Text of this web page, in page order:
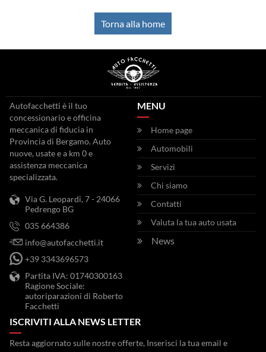
Torna alla home
Autofacchetti è il tuo
concessionario e officina
meccanica di fiducia in
Provincia di Bergamo. Auto
nuove, usate e a km 0 e
assistenza meccanica
specializzata.
Via G. Leopardi, 7 - 24066
Pedrengo BG
035 664386
info@autofacchetti.it
+39 3343696573
Partita IVA: 01740300163
Ragione Sociale:
autoriparazioni di Roberto
Facchetti
MENU
Home page
Automobili
Servizi
Chi siamo
Contatti
Valuta la tua auto usata
News
ISCRIVITI ALLA NEWS LETTER
Resta aggiornato sulle nostre offerte, Inserisci la tua email e